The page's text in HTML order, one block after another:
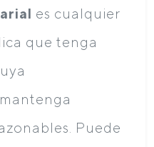
es cualquier
que tenga
Puede